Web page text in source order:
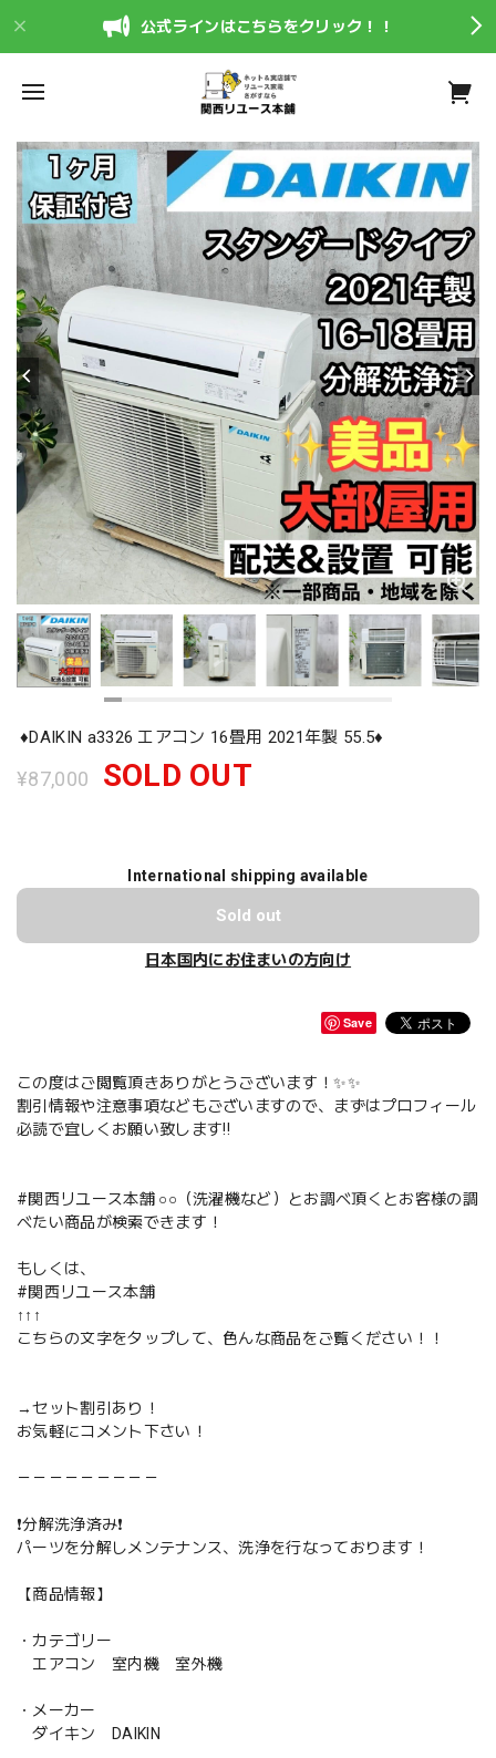
公式ラインはこちらをクリック！！
♦️DAIKIN a3326 エアコン 16畳用 2021年製 55.5♦️
¥87,000 SOLD OUT
International shipping available
Sold out
日本国内にお住まいの方向け
Save
この度はご閲覧頂きありがとうございます！✨✨
割引情報や注意事項などもございますので、まずはプロフィール
必読で宜しくお願い致します‼️
#関西リユース本舗 ○○（洗濯機など）とお調べ頂くとお客様の調
べたい商品が検索できます！
もしくは、
#関西リユース本舗
↑↑↑
こちらの文字をタップして、色んな商品をご覧ください！！
→セット割引あり！
お気軽にコメント下さい！
－－－－－－－－－
❗️分解洗浄済み❗️
パーツを分解しメンテナンス、洗浄を行なっております！
【商品情報】
・カテゴリー
エアコン 室内機 室外機
・メーカー
ダイキン DAIKIN